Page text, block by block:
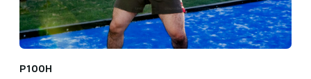
P100H